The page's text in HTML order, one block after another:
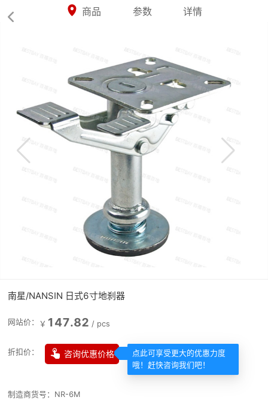

 商品 参数 详情
南星/NANSIN 日式6寸地刹器
网站价： ￥ 147.82 / pcs
折扣价：  咨询优惠价格
点此可享受更大的优惠力度
哦！赶快咨询我们吧！
制造商货号： NR-6M